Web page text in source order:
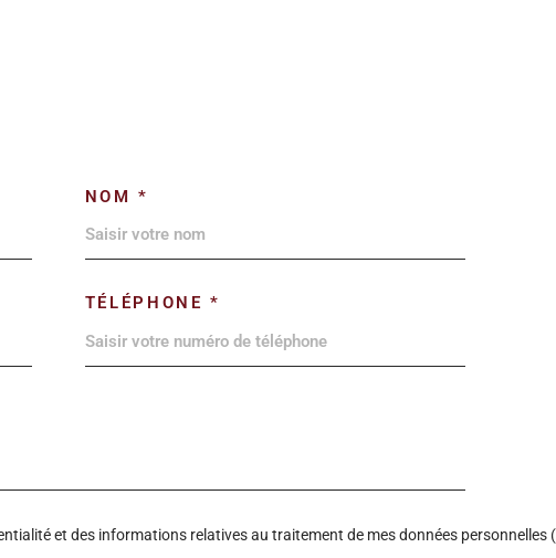
NOM *
TÉLÉPHONE *
et des informations relatives au traitement de mes données personnelles